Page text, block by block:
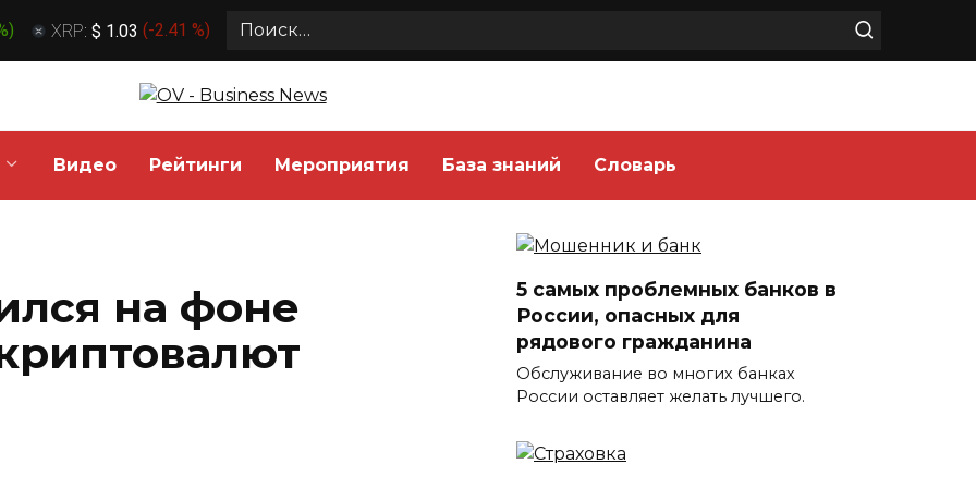
) XRP: $ 1.03 (-2.41 %)
Search
Видео Рейтинги Мероприятия База знаний Словарь
на фоне
5 самых проблемных банков в
России, опасных для
рядового гражданина
Обслуживание во многих банках
России оставляет желать лучшего.